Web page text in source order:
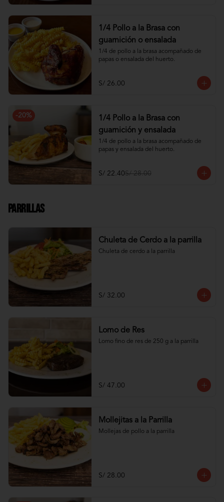
1/4 Pollo a la Brasa con
guarnición o ensalada
1/4 de pollo a la brasa acompañado de
papas o ensalada del huerto.
S/ 26.00
-20%
1/4 Pollo a la Brasa con
guarnición y ensalada
1/4 de pollo a la brasa acompañado de
papas y ensalada del huerto.
S/ 22.40S/ 28.00
Parrillas
Chuleta de Cerdo a la parrilla
Chuleta de cerdo a la parrilla
S/ 32.00
Lomo de Res
Lomo fino de res de 250 g a la parrilla
S/ 47.00
Mollejitas a la Parrilla
Mollejas de pollo a la parrilla
S/ 28.00